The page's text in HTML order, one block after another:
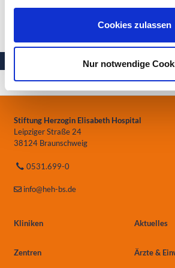
Cookies zulassen
Nur notwendige
Ihre Gesundheit in
Stiftung Herzogin Elisabeth Hospital
Leipziger Straße 24
38124 Braunschweig
0531.699-0
info@heh-bs.de
Kliniken Aktuelles
Zentren Ärzte &